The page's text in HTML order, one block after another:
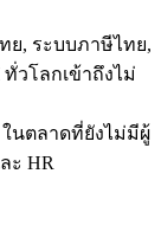
ย, ระบบภาษีไทย,
วโลกเข้าถึงไม่
ในตลาดที่ยังไม่มีผู้
ะ HR